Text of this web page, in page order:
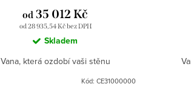
od 28 935,54 Kč bez DPH
od 35 012 Kč
Skladem
Vana, která ozdobí vaši stěnu
Kód:CE31000000